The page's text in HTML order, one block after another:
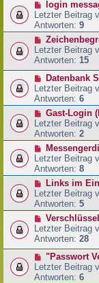
login
Letzter Beitrag
Antworten: 9
Letzter Beitrag
Antworten: 15
Datenbank
Letzter Beitrag
Antworten: 6
Gast-Login
Letzter Beitrag
Antworten: 2
Letzter Beitrag
Antworten: 8
Links im
Letzter Beitrag
Antworten: 5
Letzter Beitrag
Antworten: 28
"Passwort
Letzter Beitrag
Antworten: 6